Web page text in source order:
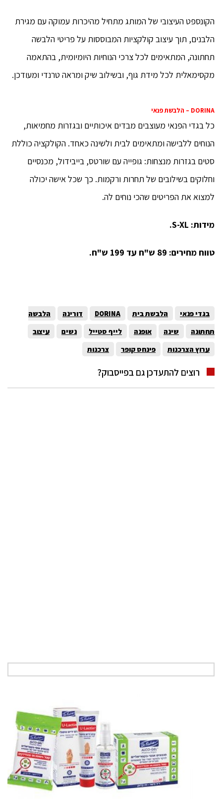
הקונספט העיצובי של המותג מתחיל מהיכרות עמוקה עם מגירת
הלבנים, תוך עיצוב קולקציות המבוססות על פריטי הלבשה
תחתונה, המתאימים לכל צרכי הנוחיות היומיומית, בהתאמה
מקסימאלית לכל מידת גוף, ובשילוב שיק ומראה טרנדי ומעודכן.
DORINA – הלבשת פנאי
כל בגדי הפנאי מעוצבים מבדים איכותיים ובגזרות מחמיאות,
הנוחים ללבישה ומתאימים לבית ולשינה כאחד. הקולקציה כוללת
סטים בגזרות מנצחות: גופייה עם שורטס, בייבידול, מכנסיים
וחלוקים בשילובים של תחרות ורקמות. כך שכל אישה יכולה
למצוא את הפריטים שהכי נוחים לה.
מידות: S-XL.
טווח מחירים: 89 ש"ח עד 199 ש"ח.
בגדי פנאי הלבשת בית DORINA דורינה
הלבשה
תחתונה
שינה אופנה לייף סטייל נשים
עיצוב
ערוץ הצרכנות
פינחס קופר צרכנות
רוצים להתעדכן גם בפייסבוק?